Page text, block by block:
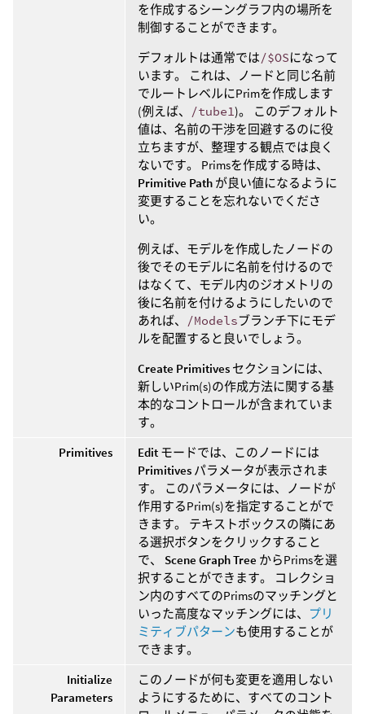
を作成するシーングラフ内の場所を
制御することができます。
デフォルトは通常では/$OSになって
います。 これは、ノードと同じ名前
でルートレベルにPrimを作成します
(例えば、
/tube1)。 このデフォルト
値は、名前の干渉を回避するのに役
立ちますが、整理する観点では良く
ないです。 Primsを作成する時は、
Primitive Path が良い値になるように
変更することを忘れないでくださ
い。
例えば、モデルを作成したノードの
後でそのモデルに名前を付けるので
はなくて、モデル内のジオメトリの
後に名前を付けるようにしたいので
あれば、
/Modelsブランチ下にモデ
ルを配置すると良いでしょう。
Create Primitives セクションには、
新しいPrim(s)の作成方法に関する基
本的なコントロールが含まれていま
す。
Primitives
Edit モードでは、このノードには
Primitives パラメータが表示されま
す。 このパラメータには、ノードが
作用するPrim(s)を指定することがで
きます。 テキストボックスの隣にあ
る選択ボタンをクリックすること
で、 Scene Graph Tree からPrimsを選
択することができます。 コレクショ
ン内のすべてのPrimsのマッチングと
いった高度なマッチングには、
プリ
ミティブパターンも使用することが
できます。
Initialize
Parameters
このノードが何も変更を適用しない
ようにするために、すべてのコント